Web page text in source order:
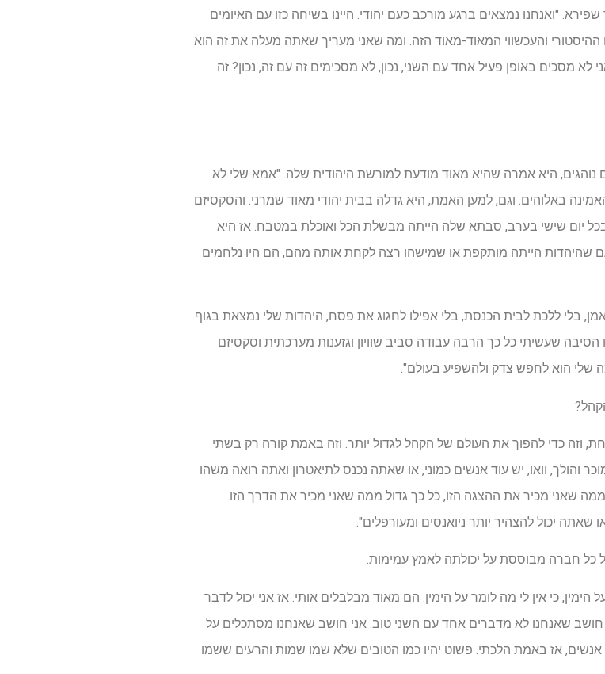
"ואנחנו נמצאים ברגע מורכב כעם יהודי. היינו בשיחה כזו עם האיומים
ההיסטורי והעכשווי המאוד-מאוד הזה. ומה שאני מעריך שאתה מעלה את זה הוא
לא מסכים באופן פעיל אחד עם השני, נכון, לא מסכימים זה עם זה, נכון? זה
היא אמרה שהיא מאוד מודעת למורשת היהודית שלה. "אמא שלי לא
באלוהים. וגם, למען האמת, היא גדלה בבית יהודי מאוד שמרני. והסקסיזם
יום שישי בערב, סבתא שלה הייתה מבשלת הכל ואוכלת במטבח. אז היא
הייתה מותקפת או שמישהו רצה לקחת אותה מהם, הם היו נלחמים
בלי ללכת לבית הכנסת, בלי אפילו לחגוג את פסח, היהדות שלי נמצאת בגוף
שעשיתי כל כך הרבה עבודה סביב שוויון וגזענות מערכתית וסקסיזם
שלי הוא לחפש צדק ולהשפיע בעולם".
וזה כדי להפוך את העולם של הקהל לגדול יותר. וזה באמת קורה רק בשתי
והולך, וואו, יש עוד אנשים כמוני, או שאתה נכנס לתיאטרון ואתה רואה משהו
שאני מכיר את ההצגה הזו, כל כך גדול ממה שאני מכיר את הדרך הזו.
יכול להצהיר יותר ניואנסים ומעורפלים".
כל חברה מבוססת על יכולתה לאמץ עמימות.
הימין, כי אין לי מה לומר על הימין. הם מאוד מבלבלים אותי. אז אני יכול לדבר
חושב שאנחנו לא מדברים אחד עם השני טוב. אני חושב שאנחנו מסתכלים על
אז באמת הלכתי. פשוט יהיו כמו הטובים שלא שמו שמות והרעים ששמו